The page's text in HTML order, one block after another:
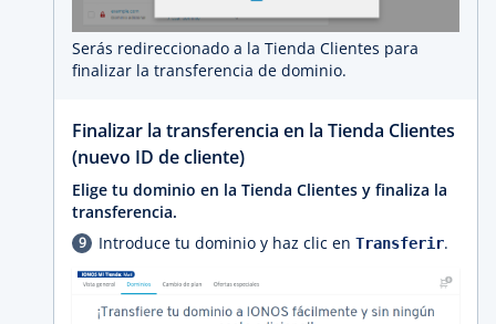
Serás redireccionado a la Tienda Clientes para
finalizar la transferencia de dominio.
Finalizar la transferencia en la Tienda Clientes
(nuevo ID de cliente)
Elige tu dominio en la Tienda Clientes y finaliza la
transferencia.
Introduce tu dominio y haz clic en Transferir.